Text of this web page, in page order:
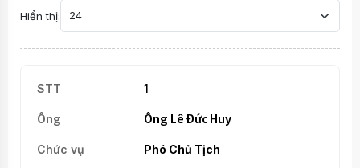
Hiển thị:
1
Ông Lê Đức Huy
Phó Chủ Tịch